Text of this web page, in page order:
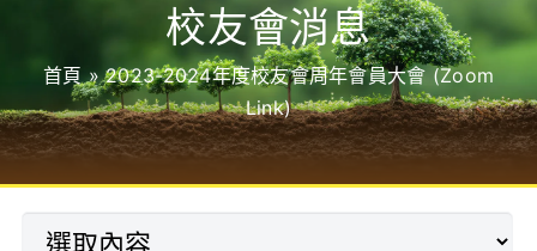
明才人學習藍圖
明才人成長階梯
教師專業社群
校友會消息
首頁»2023-2024年度校友會周年會員大會 (Zoom
Link)